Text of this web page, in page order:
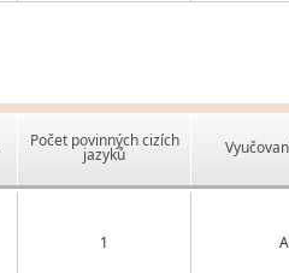
Počet povinných cizích
jazyků
1 A